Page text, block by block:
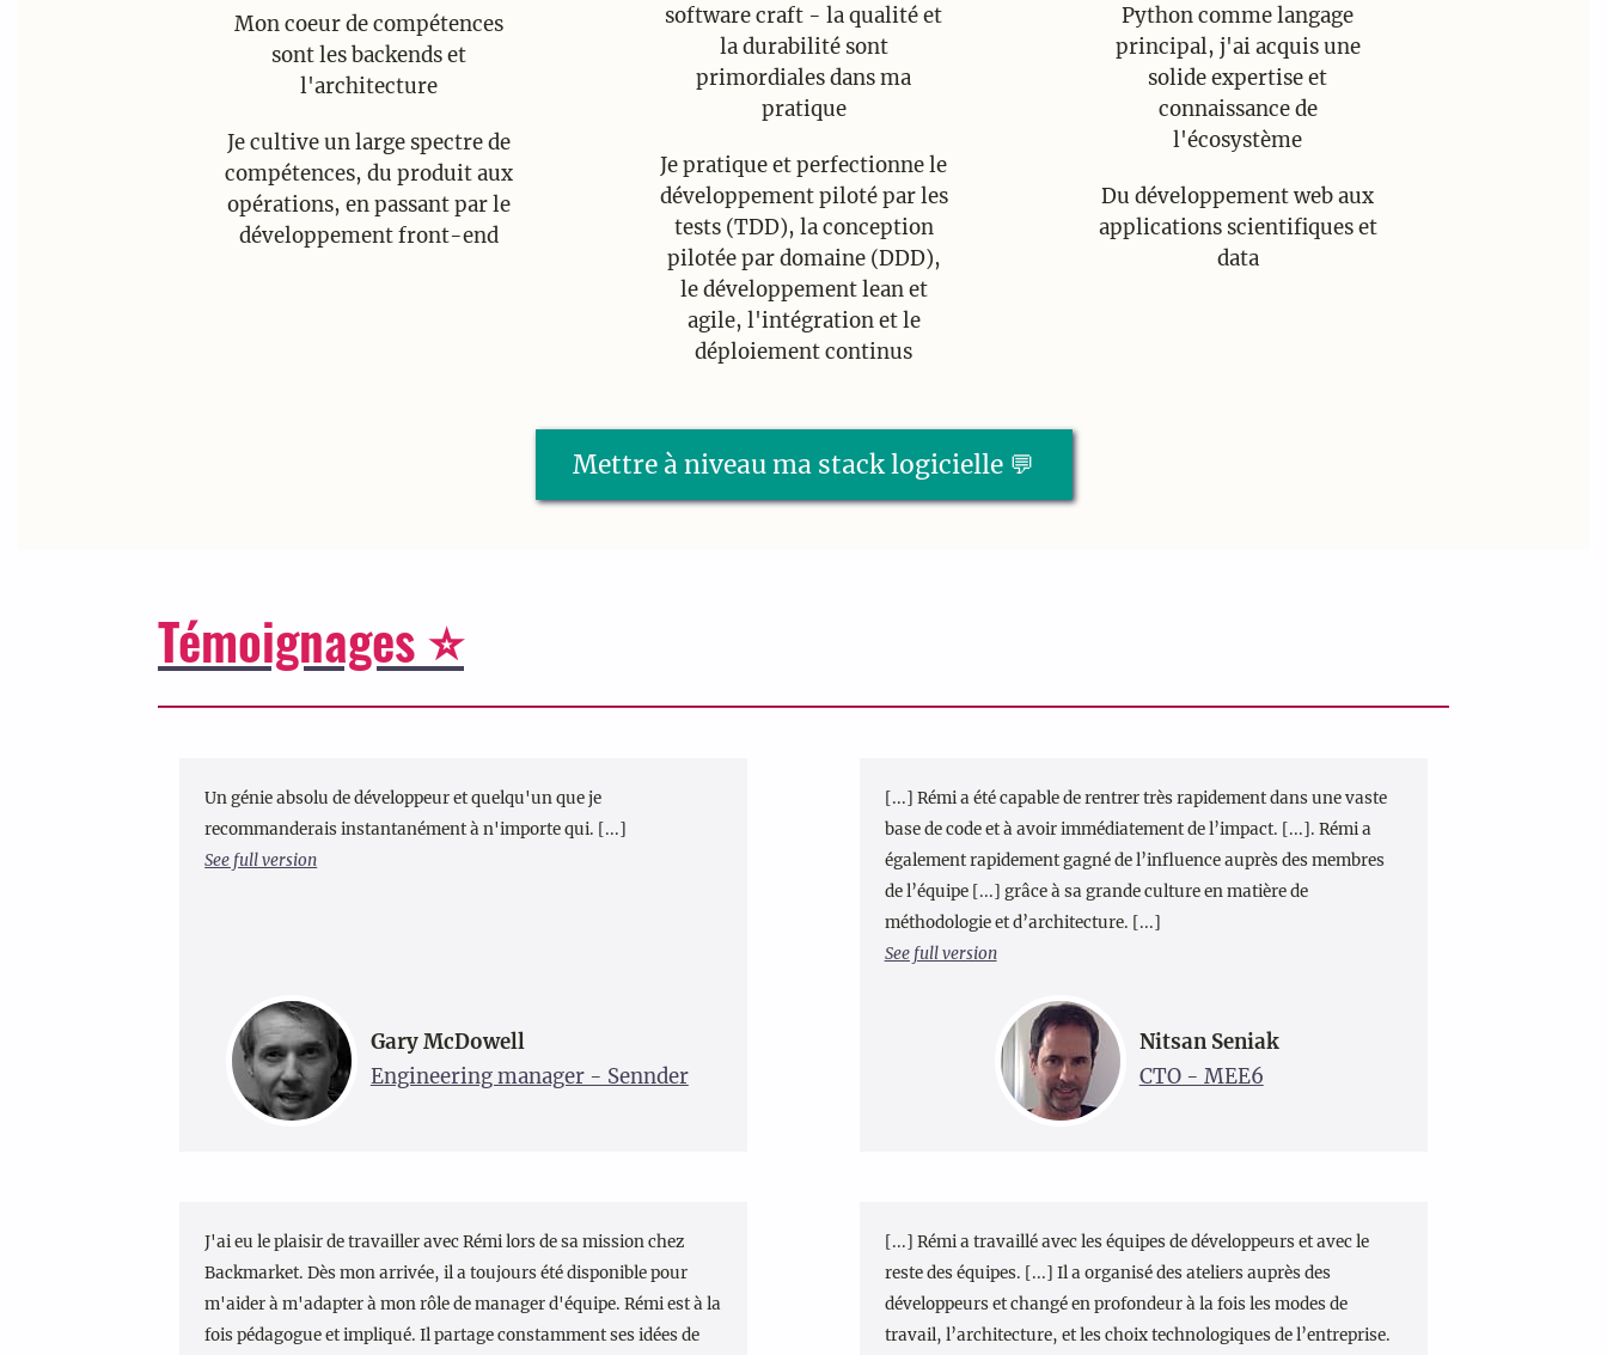
Mon coeur de compétences
sont les backends et
l'architecture
Je cultive un large spectre de
compétences, du produit aux
opérations, en passant par le
développement front-end
software craft - la qualité et
la durabilité sont
primordiales dans ma
pratique
Je pratique et perfectionne le
développement piloté par les
tests (TDD), la conception
pilotée par domaine (DDD),
le développement lean et
agile, l'intégration et le
déploiement continus
Python comme langage
principal, j'ai acquis une
solide expertise et
connaissance de
l'écosystème
Du développement web aux
applications scientifiques et
data
Mettre à niveau ma stack logicielle 💬
Témoignages ⭐
Un génie absolu de développeur et quelqu'un que je
recommanderais instantanément à n'importe qui. [...]
See full version
Gary McDowell
Engineering manager - Sennder
[...] Rémi a été capable de rentrer très rapidement dans une vaste
base de code et à avoir immédiatement de l’impact. [...]. Rémi a
également rapidement gagné de l’influence auprès des membres
de l’équipe [...] grâce à sa grande culture en matière de
méthodologie et d’architecture. [...]
See full version
Nitsan Seniak
CTO - MEE6
J'ai eu le plaisir de travailler avec Rémi lors de sa mission chez
Backmarket. Dès mon arrivée, il a toujours été disponible pour
m'aider à m'adapter à mon rôle de manager d'équipe. Rémi est à la
fois pédagogue et impliqué. Il partage constamment ses idées de
[...] Rémi a travaillé avec les équipes de développeurs et avec le
reste des équipes. [...] Il a organisé des ateliers auprès des
développeurs et changé en profondeur à la fois les modes de
travail, l’architecture, et les choix technologiques de l’entreprise.